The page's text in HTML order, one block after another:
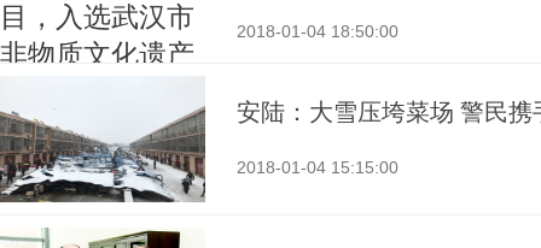
2018-01-04 18:50:00
安陆：大雪压垮菜场 警民携
2018-01-04 15:15:00